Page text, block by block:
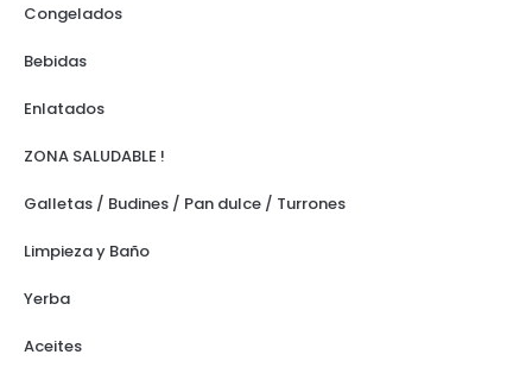
Congelados
Bebidas
Enlatados
ZONA SALUDABLE !
Galletas / Budines / Pan dulce / Turrones
Limpieza y Baño
Yerba
Aceites